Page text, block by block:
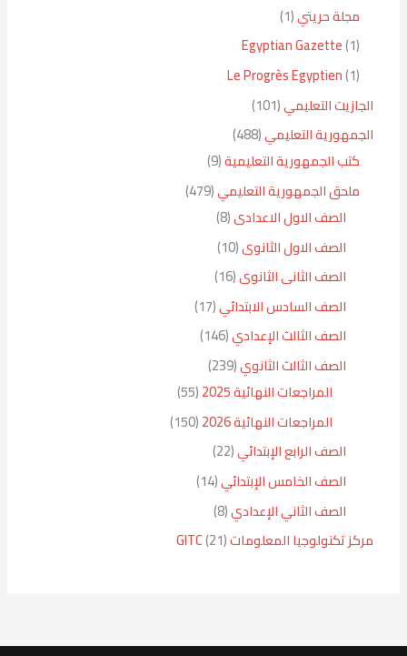
مجلة حريتي 1
Egyptian Gazette 1
Le Progrès Egyptien 1
الجازيت التعليمي 101
الجمهورية التعليمي 488
كتب الجمهورية التعليمية 9
ملحق الجمهورية التعليمي 479
الصف الاول الاعدادى 8
الصف الاول الثانوى 10
الصف الثانى الثانوى 16
الصف السادس الابتدائي 17
الصف الثالث الإعدادي 146
الصف الثالث الثانوي 239
المراجعات النهائية 2025
55
المراجعات النهائية 2026
150
الصف الرابع الإبتدائي 22
الصف الخامس الإبتدائي 14
الصف الثاني الإعدادي 8
مركز تكنولوجيا المعلومات GITC 21